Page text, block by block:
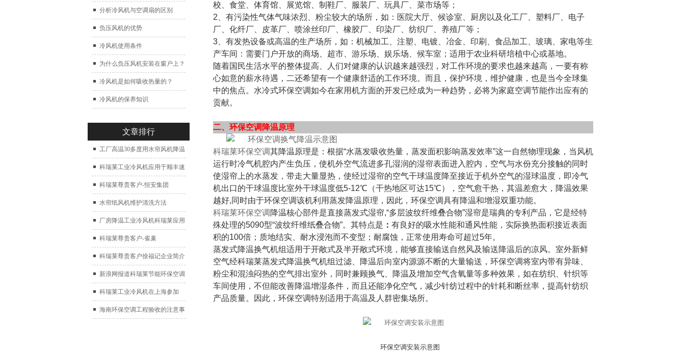
么？
分析冷风机与空调扇的区别
负压风机的优势
冷风机使用条件
为什么负压风机安装在窗户上？
冷风机是如何吸收热量的？
冷风机的保养知识
文章排行
工厂高温30多度用水帘风机降温
科瑞莱工业冷风机应用于顺丰速
运仓库通风降温
科瑞莱尊贵客户-恒安集团
水帘纸风机维护清洗方法
厂房降温工业冷风机科瑞莱应用
于广州制鞋厂
科瑞莱尊贵客户-雀巢
科瑞莱尊贵客户徐福记企业简介
新浪网报道科瑞莱节能环保空调
扇
科瑞莱工业冷风机在上海参加
2017中国制冷展
海南环保空调工程验收的注意事
校、食堂、体育馆、展览馆、制鞋厂、服装厂、玩具厂、菜市场等；
2、有污染性气体气味浓烈、粉尘较大的场所，如：医院大厅、候诊室、厨房以及化工厂、塑料厂、电子
厂、化纤厂、皮革厂、喷涂丝印厂、橡胶厂、印染厂、纺织厂、养殖厂等；
3、有发热设备或高温的生产场所，如：机械加工、注塑、电镀、冶金、印刷、食品加工、玻璃、家电等生
产车间：需要门户开放的商场、超市、游乐场、娱乐场、候车室；适用于农业科研培植中心或基地。
随着国民生活水平的整体提高、人们对健康的认识越来越强烈，对工作环境的要求也越来越高，一要有称
心如意的薪水待遇，二还希望有一个健康舒适的工作环境。而且，保护环境，维护健康，也是当今全球集
中的焦点。水冷式环保空调如今在家用机方面的开发已经成为一种趋势，必将为家庭空调节能作出应有的
贡献。
二、环保空调降温原理
科瑞莱环保空调其降温原理是：根据“水蒸发吸收热量，蒸发面积影响蒸发效率”这一自然物理现象，当风机
运行时冷气机腔内产生负压，使机外空气流进多孔湿润的湿帘表面进入腔内，空气与水份充分接触的同时
使湿帘上的水蒸发，带走大量显热，使经过湿帘的空气干球温度降至接近于机外空气的湿球温度，即冷气
机出口的干球温度比室外干球温度低5-12℃（干热地区可达15℃），空气愈干热，其温差愈大，降温效果
越好,同时由于环保空调该机利用蒸发降温原理，因此，环保空调具有降温和增湿双重功能。
科瑞莱环保空调 降温核心部件是直接蒸发式湿帘,“多层波纹纤维叠合物”湿帘是瑞典的专利产品 ，它是经特
殊处理的5090型“波纹纤维纸叠合物”。其特点是 ： 有良好的吸水性能和通风性能，实际换热面积接近表面
积的100倍；质地结实、耐水浸泡而不变型；耐腐蚀，正常使用寿命可超过5年。
蒸发式降温换气机组适用于开敞式及半开敞式环境，能够直接输送自然风及输送降温后的凉风。室外新鲜
空气经科瑞莱蒸发式降温换气机组过滤、降温后向室内源源不断的大量输送，环保空调将室内带有异味、
粉尘和混浊闷热的空气排出室外，同时兼顾换气、降温及增加空气含氧量等多种效果，如在纺织、针织等
车间使用，不但能改善降温增湿条件，而且还能净化空气，减少针纺过程中的针耗和断丝率，提高针纺织
产品质量。因此，环保空调特别适用于高温及人群密集场所。
环保空调安装示意图